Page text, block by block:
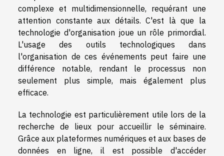
complexe et multidimensionnelle, requérant une
attention constante aux détails. C'est là que la
technologie d'organisation joue un rôle primordial.
L'usage des outils technologiques dans
l'organisation de ces événements peut faire une
différence notable, rendant le processus non
seulement plus simple, mais également plus
efficace.
La technologie est particulièrement utile lors de la
recherche de lieux pour accueillir le séminaire.
Grâce aux plateformes numériques et aux bases de
données en ligne, il est possible d'accéder